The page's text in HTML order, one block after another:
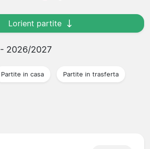
Lorient partite
- 2026/2027
Partite in casa Partite in trasferta